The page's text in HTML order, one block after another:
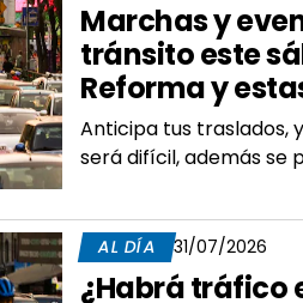
Marchas y
tránsito este
Reforma y
Anticipa tus traslados,
será difícil, además se
AL DÍA 31/07/2026
¿Habrá tráfico